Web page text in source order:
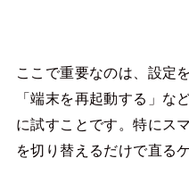
ここで重要なのは、設定
「端末を再起動する」な
に試すことです。特にス
を切り替えるだけで直る